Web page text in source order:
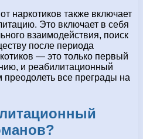
наркотиков также включает
Это включает в себя
взаимодействия, поиск
после периода
— это только первый
и реабилитационный
преодолеть все преграды на